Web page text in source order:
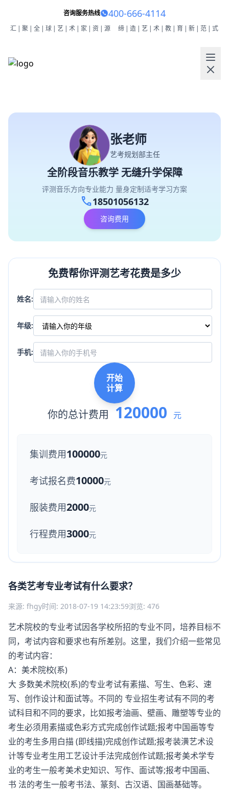
咨询服务热线 400-666-4114
汇|聚|全|球|艺|术|家|资|源 缔|造|艺|术|教|育|新|范|式
张老师
艺考规划部主任
全阶段音乐教学 无缝升学保障
评测音乐方向专业能力 量身定制适考学习方案
call18501056132
咨询费用
免费帮你评测艺考花费是多少
姓名:
年级:
手机:
开始
计算
你的总计费用 120000 元
集训费用100000元
考试报名费10000元
服装费用2000元
行程费用3000元
各类艺考专业考试有什么要求？
来源: fhgy时间: 2018-07-19 14:23:59浏览: 476
艺术院校的专业考试因各学校所招的专业不同，培养目标不
同，考试内容和要求也有所差别。这里，我们介绍一些常见
的考试内容：
A：美术院校(系)
大 多数美术院校(系)的专业考试有素描、写生、色彩、速
写、创作设计和面试等。不同的 专业招生考试有不同的考
试科目和不同的要求，比如报考油画、壁画、雕塑等专业的
考生必须用素描或色彩方式完成创作试题;报考中国画等专
业的考生多用白描 (即线描)完成创作试题;报考装潢艺术设
计等专业考生用工艺设计手法完成创作试题;报考美术学专
业的考生一般考美术史知识、写作、面试等;报考中国画、
书 法的考生一般考书法、篆刻、古汉语、国画基础等。